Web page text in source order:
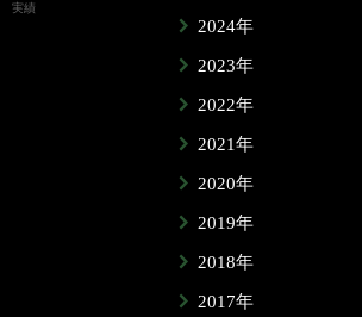
実績
2024年
2023年
2022年
2021年
2020年
2019年
2018年
2017年